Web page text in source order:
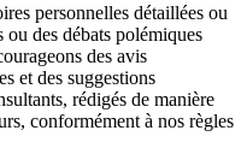
personnelles détaillées ou
des débats polémiques
des avis
et des suggestions
rédigés de manière
conformément à nos règles